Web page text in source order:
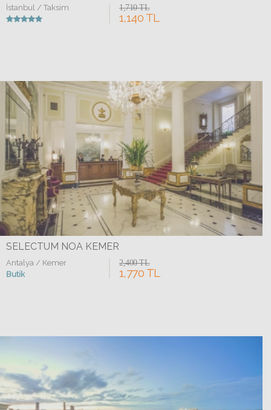
İstanbul / Taksim 1,710 TL
1,140 TL
SELECTUM NOA KEMER
Antalya / Kemer
Butik
2,400 TL
1,770 TL